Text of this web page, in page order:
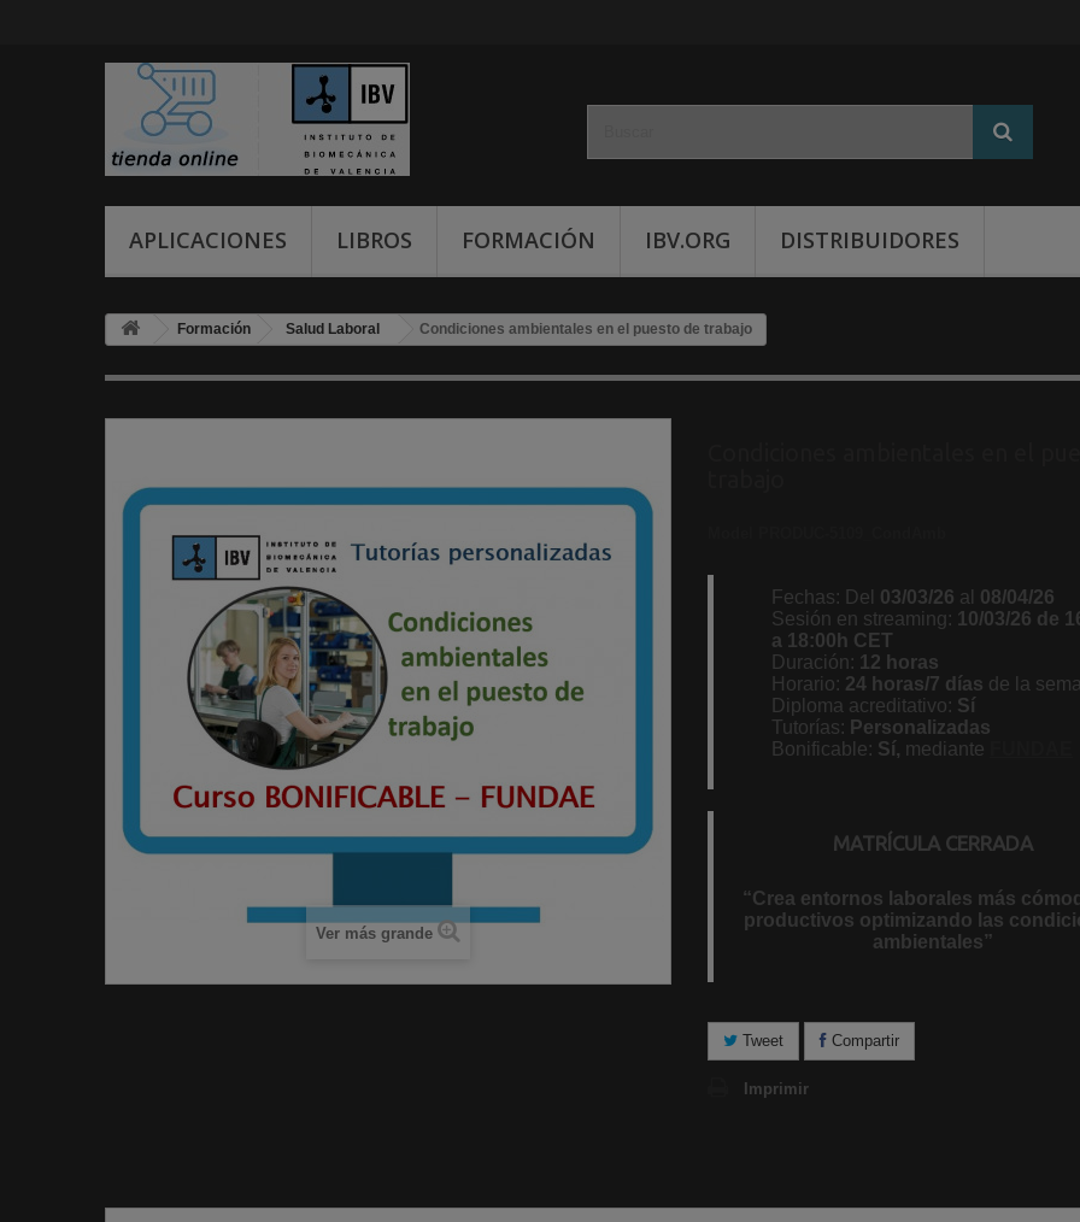
APLICACIONES LIBROS FORMACIÓN IBV.ORG DISTRIBUIDORES
Formación Salud Laboral Condiciones ambientales en el puesto de trabajo
Ver más grande
Fechas: Del 03/03/26 al 08/04/26
Sesión en streaming: 10/03/26 de
a 18:00h CET
Duración: 12 horas
Horario: 24 horas/7 días de la
Diploma acreditativo: Sí
Tutorías: Personalizadas
Bonificable: Sí, mediante
MATRÍCULA CERRADA
“Crea entornos laborales más
productivos optimizando las
ambientales”
Tweet Compartir
Imprimir